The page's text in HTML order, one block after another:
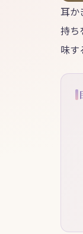
耳か
持ち
味す